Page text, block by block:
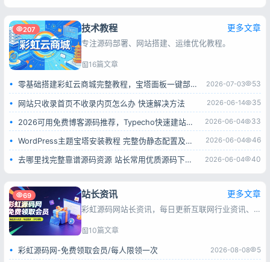
207 技术教程 更多文章
专注源码部署、网站搭建、运维优化教程。
16篇文章
零基础搭建彩虹云商城完整教程，宝塔面板一键部署小白也能学会 2026-07-03 53
网站只收录首页不收录内页怎么办 快速解决方法 2026-06-14 35
2026可用免费博客源码推荐，Typecho快速建站全过程 2026-06-04 33
WordPress主题宝塔安装教程 完整伪静态配置及报错解决方法 2026-06-04 46
去哪里找完整靠谱源码资源 站长常用优质源码下载平台 2026-06-04 40
69 站长资讯 更多文章
彩虹源码网站长资讯，每日更新互联网行业资讯、搜索引擎动态、建站运维及推广技巧，为站长与互联网从业者提供实用参考。
10篇文章
彩虹源码网-免费领取会员/每人限领一次 2026-08-08 5